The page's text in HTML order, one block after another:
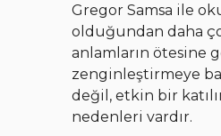
Gregor Samsa ile
olduğundan daha
anlamların ötesine
zenginleştirmeye
değil, etkin bir
nedenleri vardır.